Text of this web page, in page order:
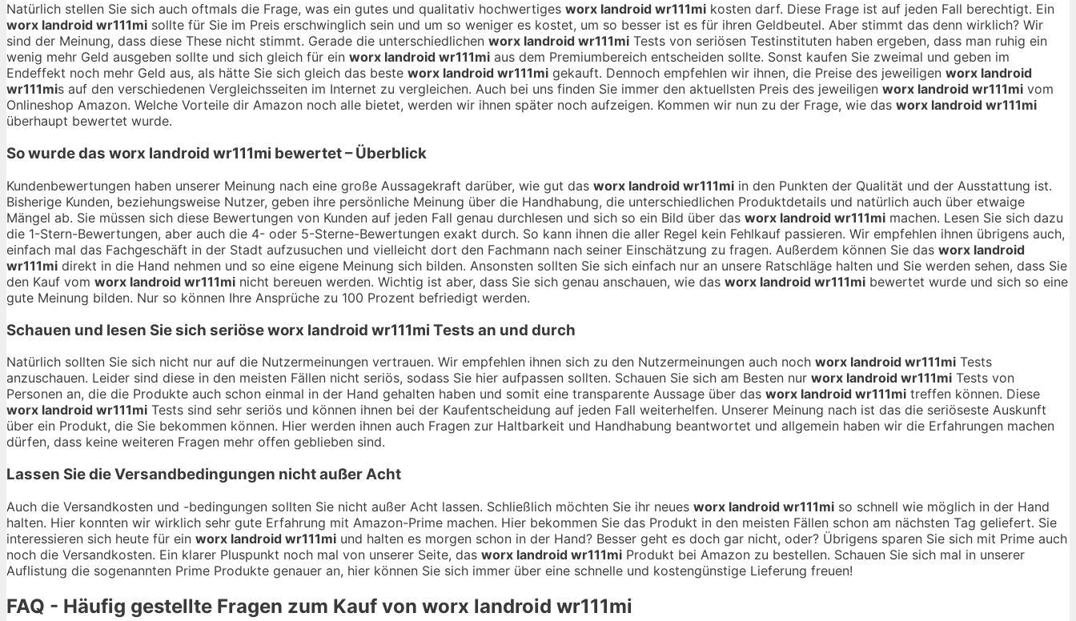
Natürlich stellen Sie sich auch oftmals die Frage, was ein gutes und qualitativ hochwertiges worx landroid wr111mi kosten darf. Diese Frage ist auf jeden Fall berechtigt. Ein
worx landroid wr111mi sollte für Sie im Preis erschwinglich sein und um so weniger es kostet, um so besser ist es für ihren Geldbeutel. Aber stimmt das denn wirklich? Wir
sind der Meinung, dass diese These nicht stimmt. Gerade die unterschiedlichen worx landroid wr111mi Tests von seriösen Testinstituten haben ergeben, dass man ruhig ein
wenig mehr Geld ausgeben sollte und sich gleich für ein worx landroid wr111mi aus dem Premiumbereich entscheiden sollte. Sonst kaufen Sie zweimal und geben im
Endeffekt noch mehr Geld aus, als hätte Sie sich gleich das beste worx landroid wr111mi gekauft. Dennoch empfehlen wir ihnen, die Preise des jeweiligen worx landroid
wr111mis auf den verschiedenen Vergleichsseiten im Internet zu vergleichen. Auch bei uns finden Sie immer den aktuellsten Preis des jeweiligen worx landroid wr111mi vom
Onlineshop Amazon. Welche Vorteile dir Amazon noch alle bietet, werden wir ihnen später noch aufzeigen. Kommen wir nun zu der Frage, wie das worx landroid wr111mi
überhaupt bewertet wurde.
So wurde das worx landroid wr111mi bewertet – Überblick
Kundenbewertungen haben unserer Meinung nach eine große Aussagekraft darüber, wie gut das worx landroid wr111mi in den Punkten der Qualität und der Ausstattung ist.
Bisherige Kunden, beziehungsweise Nutzer, geben ihre persönliche Meinung über die Handhabung, die unterschiedlichen Produktdetails und natürlich auch über etwaige
Mängel ab. Sie müssen sich diese Bewertungen von Kunden auf jeden Fall genau durchlesen und sich so ein Bild über das worx landroid wr111mi machen. Lesen Sie sich dazu
die 1-Stern-Bewertungen, aber auch die 4- oder 5-Sterne-Bewertungen exakt durch. So kann ihnen die aller Regel kein Fehlkauf passieren. Wir empfehlen ihnen übrigens auch,
einfach mal das Fachgeschäft in der Stadt aufzusuchen und vielleicht dort den Fachmann nach seiner Einschätzung zu fragen. Außerdem können Sie das worx landroid
wr111mi direkt in die Hand nehmen und so eine eigene Meinung sich bilden. Ansonsten sollten Sie sich einfach nur an unsere Ratschläge halten und Sie werden sehen, dass Sie
den Kauf vom worx landroid wr111mi nicht bereuen werden. Wichtig ist aber, dass Sie sich genau anschauen, wie das worx landroid wr111mi bewertet wurde und sich so eine
gute Meinung bilden. Nur so können Ihre Ansprüche zu 100 Prozent befriedigt werden.
Schauen und lesen Sie sich seriöseworx landroid wr111mi Tests an und durch
Natürlich sollten Sie sich nicht nur auf die Nutzermeinungen vertrauen. Wir empfehlen ihnen sich zu den Nutzermeinungen auch noch worx landroid wr111mi Tests
anzuschauen. Leider sind diese in den meisten Fällen nicht seriös, sodass Sie hier aufpassen sollten. Schauen Sie sich am Besten nur worx landroid wr111mi Tests von
Personen an, die die Produkte auch schon einmal in der Hand gehalten haben und somit eine transparente Aussage über das worx landroid wr111mi treffen können. Diese
worx landroid wr111mi Tests sind sehr seriös und können ihnen bei der Kaufentscheidung auf jeden Fall weiterhelfen. Unserer Meinung nach ist das die seriöseste Auskunft
über ein Produkt, die Sie bekommen können. Hier werden ihnen auch Fragen zur Haltbarkeit und Handhabung beantwortet und allgemein haben wir die Erfahrungen machen
dürfen, dass keine weiteren Fragen mehr offen geblieben sind.
Lassen Sie die Versandbedingungen nicht außer Acht
Auch die Versandkosten und -bedingungen sollten Sie nicht außer Acht lassen. Schließlich möchten Sie ihr neues worx landroid wr111mi so schnell wie möglich in der Hand
halten. Hier konnten wir wirklich sehr gute Erfahrung mit Amazon-Prime machen. Hier bekommen Sie das Produkt in den meisten Fällen schon am nächsten Tag geliefert. Sie
interessieren sich heute für ein worx landroid wr111mi und halten es morgen schon in der Hand? Besser geht es doch gar nicht, oder? Übrigens sparen Sie sich mit Prime auch
noch die Versandkosten. Ein klarer Pluspunkt noch mal von unserer Seite, das worx landroid wr111mi Produkt bei Amazon zu bestellen. Schauen Sie sich mal in unserer
Auflistung die sogenannten Prime Produkte genauer an, hier können Sie sich immer über eine schnelle und kostengünstige Lieferung freuen!
FAQ - Häufig gestellte Fragen zum Kauf von worx landroid wr111mi